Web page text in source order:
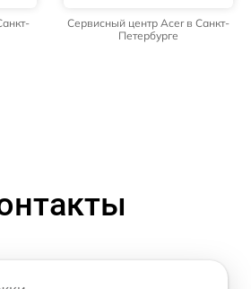
Сервисный центр Acer в Санкт-
Петербурге